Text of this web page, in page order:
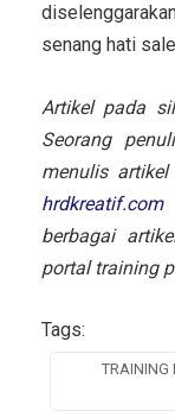
senang hati
Artikel pada
Seorang
menulis
hrdkreatif.com
berbagai
portal training
Tags:
TRAINING